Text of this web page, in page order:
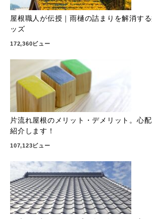
屋根職人が伝授｜雨樋の詰まりを解消す
ッズ
172,360ビュー
片流れ屋根のメリット・デメリット。心
紹介します！
107,123ビュー